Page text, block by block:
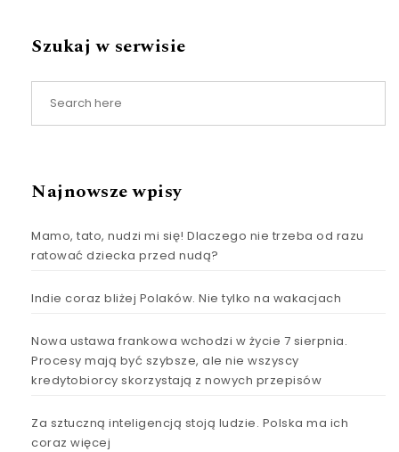
Szukaj w serwisie
Najnowsze wpisy
Mamo, tato, nudzi mi się! Dlaczego nie trzeba od razu
ratować dziecka przed nudą?
Indie coraz bliżej Polaków. Nie tylko na wakacjach
Nowa ustawa frankowa wchodzi w życie 7 sierpnia.
Procesy mają być szybsze, ale nie wszyscy
kredytobiorcy skorzystają z nowych przepisów
Za sztuczną inteligencją stoją ludzie. Polska ma ich
coraz więcej